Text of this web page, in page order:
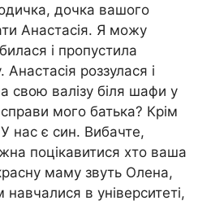
дочка вашого
Анастасія. Я можу
і пропустила
роззулася і
свою валізу біля шафи у
мого батька? Крім
нас є син. Вибачте,
поцікавитися хто ваша
маму звуть Олена,
в університеті,